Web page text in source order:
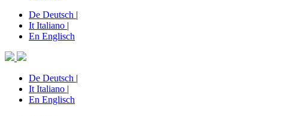
De Deutsch |
It Italiano |
En Englisch
De Deutsch |
It Italiano |
En Englisch